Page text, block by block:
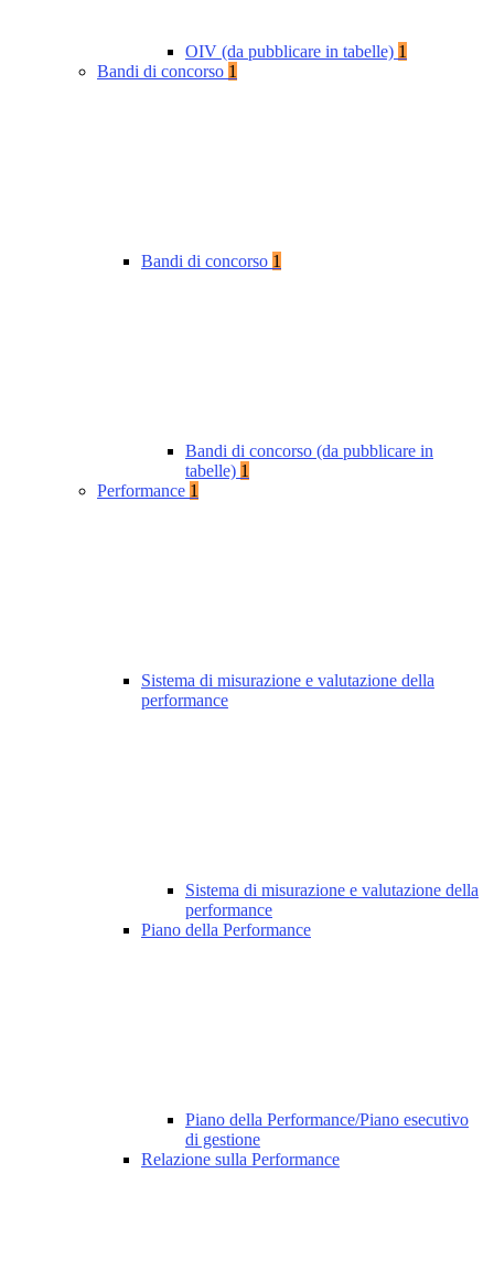
OIV (da pubblicare in tabelle) 1
Bandi di concorso 1
Bandi di concorso 1
Bandi di concorso (da pubblicare in
tabelle) 1
Performance 1
Sistema di misurazione e valutazione della
performance
Sistema di misurazione e valutazione della
performance
Piano della Performance
Piano della Performance/Piano esecutivo
di gestione
Relazione sulla Performance